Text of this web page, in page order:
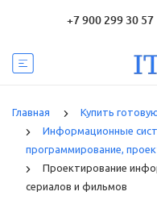
+7 900 299 30 57
Главная
Купить
Информационные
программирование,
Проектирование
сериалов и фильмов